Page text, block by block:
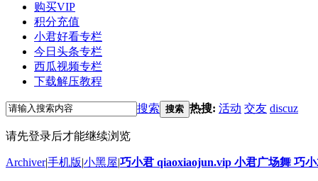
购买VIP
积分充值
小君好看专栏
今日头条专栏
西瓜视频专栏
下载解压教程
搜索 搜索 热搜: 活动 交友 discuz
请先登录后才能继续浏览
Archiver|手机版|小黑屋|巧小君 qiaoxiaojun.vip 小君广场舞 巧